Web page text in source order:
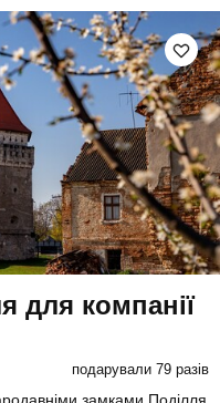
для компанії
подарували 79 разів